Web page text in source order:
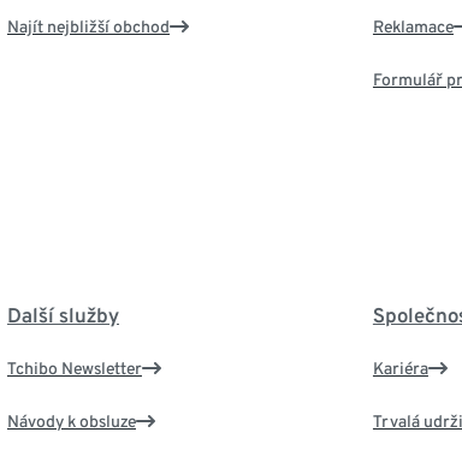
Najít nejbližší obchod Reklamace
Formulář
Další služby
Tchibo Newsletter
Návody k obsluze
Kariéra
Trvalá